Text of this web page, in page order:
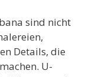
sind nicht
Details, die
U-